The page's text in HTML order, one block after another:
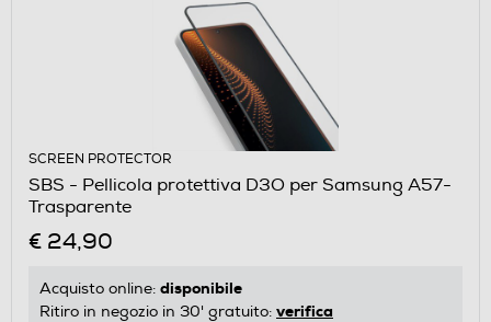
SCREEN PROTECTOR
SBS - Pellicola protettiva D3O per Samsung A57-
Trasparente
€ 24,90
Acquisto online: disponibile
Ritiro in negozio in 30' gratuito: verifica